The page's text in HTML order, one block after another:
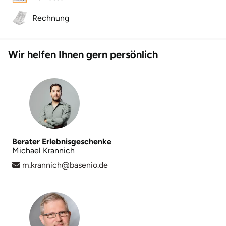
Rechnung
Wir helfen Ihnen gern persönlich
Berater Erlebnisgeschenke
Michael Krannich
m.krannich@basenio.de
Lüneburg
Magdeburg
Mainz
Mannheim
Mecklenburgische Seenplatte
Merzig